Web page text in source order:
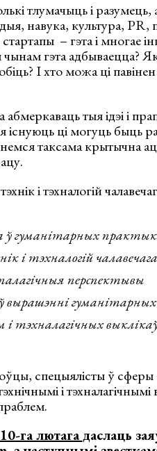
тлумачыць і разумець,
навука, культура, PR,
– гэта і многае
чынам гэта адбываецца?
І хто можа ці
тыя ідэі і
існуюць ці могуць быць
таксама крытычна
і тэхналогій
ў гуманітарных
і тэхналогій чалавечага
перспектывы
вырашэнні
тэхналагічных
спецыялісты ў сферы
і тэхналагічнымі
га лютагадаслаць